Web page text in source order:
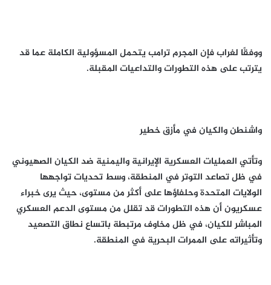
ووفقًا لغراب فإن المجرم ترامب يتحمل المسؤولية الكاملة عما قد
يترتب على هذه التطورات والتداعيات المقبلة.
واشنطن والكيان في مأزق خطير
وتأتي العمليات العسكرية الإيرانية واليمنية ضد الكيان الصهيوني
في ظل تصاعد التوتر في المنطقة، وسط تحديات تواجهها
الولايات المتحدة وحلفاؤها على أكثر من مستوى، حيث يرى خبراء
عسكريون أن هذه التطورات قد تقلل من مستوى الدعم العسكري
المباشر للكيان، في ظل مخاوف مرتبطة باتساع نطاق التصعيد
وتأثيراته على الممرات البحرية في المنطقة.